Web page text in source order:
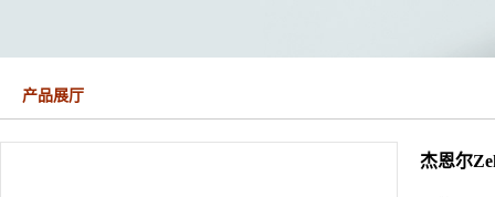
产品展厅
杰恩尔